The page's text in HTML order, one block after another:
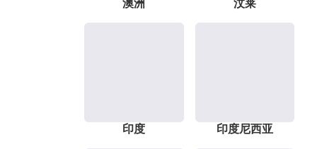
澳洲 汶莱
印度 印度尼西亚